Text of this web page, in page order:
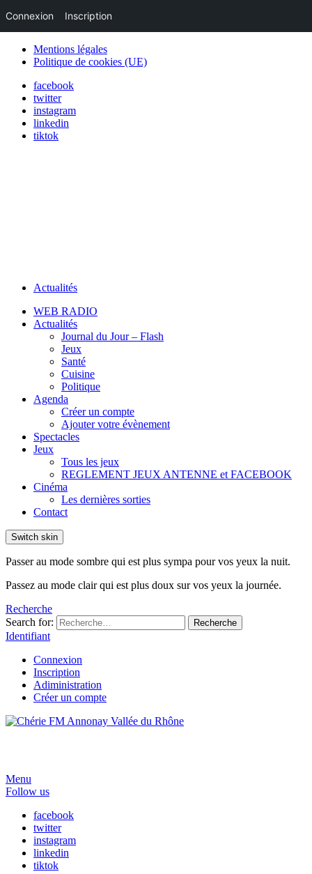
Mentions légales
Politique de cookies (UE)
facebook
twitter
instagram
linkedin
tiktok
Actualités
WEB RADIO
Actualités
Journal du Jour – Flash
Jeux
Santé
Cuisine
Politique
Agenda
Créer un compte
Ajouter votre évènement
Spectacles
Jeux
Tous les jeux
REGLEMENT JEUX ANTENNE et FACEBOOK
Cinéma
Les dernières sorties
Contact
Switch skin
Passer au mode sombre qui est plus sympa pour vos yeux la nuit.
Passez au mode clair qui est plus doux sur vos yeux la journée.
Recherche
Search for:
Recherche
Identifiant
Connexion
Inscription
Adiministration
Créer un compte
Menu
Follow us
facebook
twitter
instagram
linkedin
tiktok
Connexion Inscription